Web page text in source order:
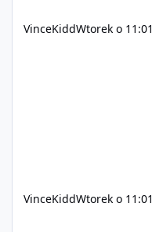
VinceKiddWtorek o 11:01
VinceKiddWtorek o 11:01